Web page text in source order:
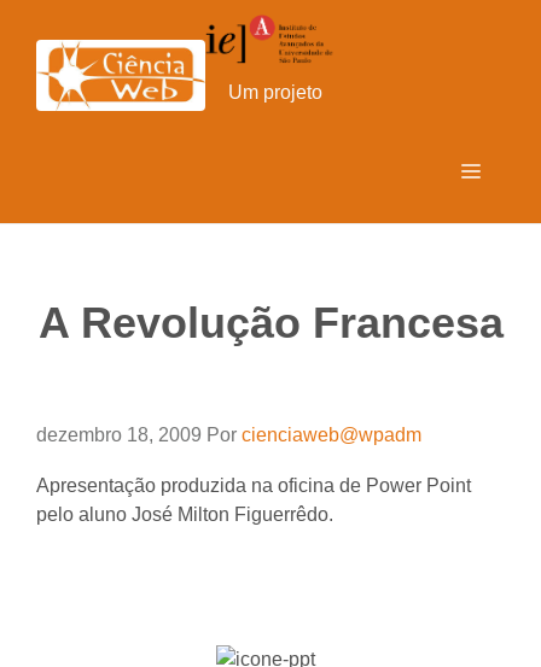
para
conteúdo
Um projeto
Menu
A Revolução Francesa
dezembro 18, 2009 Por cienciaweb@wpadm
Apresentação produzida na oficina de Power Point
pelo aluno José Milton Figuerrêdo.